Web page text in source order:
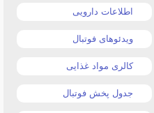
اطلاعات دارویی
ویدئوهای فوتبال
کالری مواد غذایی
جدول پخش فوتبال